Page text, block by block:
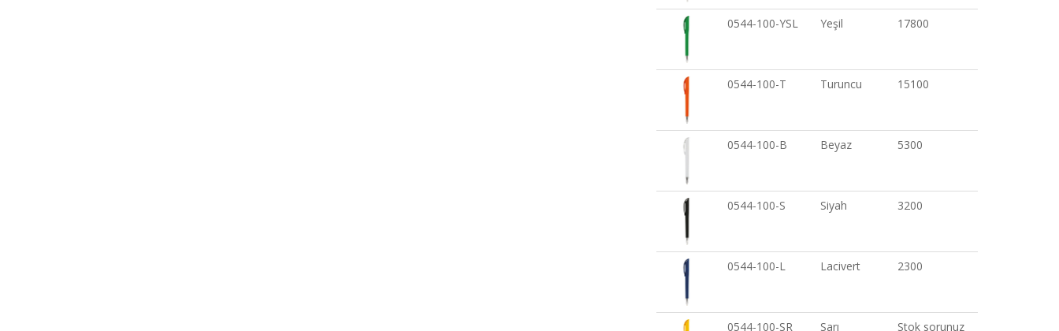
0544-100-YSL Yeşil 17800
0544-100-T Turuncu 15100
0544-100-B Beyaz 5300
0544-100-S Siyah 3200
0544-100-L Lacivert 2300
0544-100-SR Sarı Stok sorunuz